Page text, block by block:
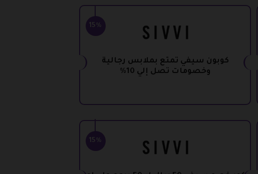
15%
كوبون سيفي تمتع بملابس رجالية
وخصومات تصل إلي 10%
15%